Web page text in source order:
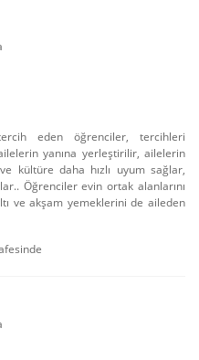
eden öğrenciler, tercihleri
yanına yerleştirilir, ailelerin
kültüre daha hızlı uyum sağlar,
Öğrenciler evin ortak alanlarını
ve akşam yemeklerini de aileden